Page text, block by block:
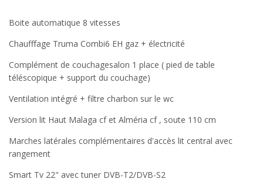
Boite automatique 8 vitesses
Chaufffage Truma Combi6 EH gaz + électricité
Complément de couchagesalon 1 place ( pied de table
téléscopique + support du couchage)
Ventilation intégré + filtre charbon sur le wc
Version lit Haut Malaga cf et Alméria cf , soute 110 cm
Marches latérales complémentaires d'accès lit central avec
rangement
Smart Tv 22" avec tuner DVB-T2/DVB-S2